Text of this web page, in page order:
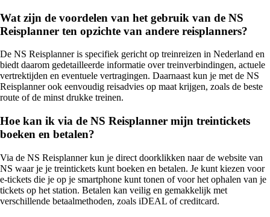
Wat zijn de voordelen van het gebruik van de NS
Reisplanner ten opzichte van andere reisplanners?
De NS Reisplanner is specifiek gericht op treinreizen in Nederland en
biedt daarom gedetailleerde informatie over treinverbindingen, actuele
vertrektijden en eventuele vertragingen. Daarnaast kun je met de NS
Reisplanner ook eenvoudig reisadvies op maat krijgen, zoals de beste
route of de minst drukke treinen.
Hoe kan ik via de NS Reisplanner mijn treintickets
boeken en betalen?
Via de NS Reisplanner kun je direct doorklikken naar de website van
NS waar je je treintickets kunt boeken en betalen. Je kunt kiezen voor
e-tickets die je op je smartphone kunt tonen of voor het ophalen van je
tickets op het station. Betalen kan veilig en gemakkelijk met
verschillende betaalmethoden, zoals iDEAL of creditcard.